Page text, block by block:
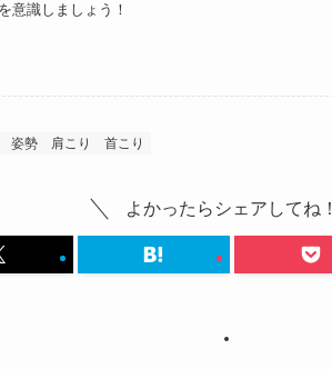
意識しましょう！
姿勢 肩こり 首こり
よかったらシェアしてね！